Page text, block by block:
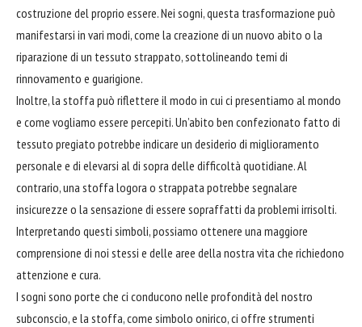
costruzione del proprio essere. Nei sogni, questa trasformazione può
manifestarsi in vari modi, come la creazione di un nuovo abito o la
riparazione di un tessuto strappato, sottolineando temi di
rinnovamento e guarigione.
Inoltre, la stoffa può riflettere il modo in cui ci presentiamo al mondo
e come vogliamo essere percepiti. Un’abito ben confezionato fatto di
tessuto pregiato potrebbe indicare un desiderio di miglioramento
personale e di elevarsi al di sopra delle difficoltà quotidiane. Al
contrario, una stoffa logora o strappata potrebbe segnalare
insicurezze o la sensazione di essere sopraffatti da problemi irrisolti.
Interpretando questi simboli, possiamo ottenere una maggiore
comprensione di noi stessi e delle aree della nostra vita che richiedono
attenzione e cura.
I sogni sono porte che ci conducono nelle profondità del nostro
subconscio, e la stoffa, come simbolo onirico, ci offre strumenti